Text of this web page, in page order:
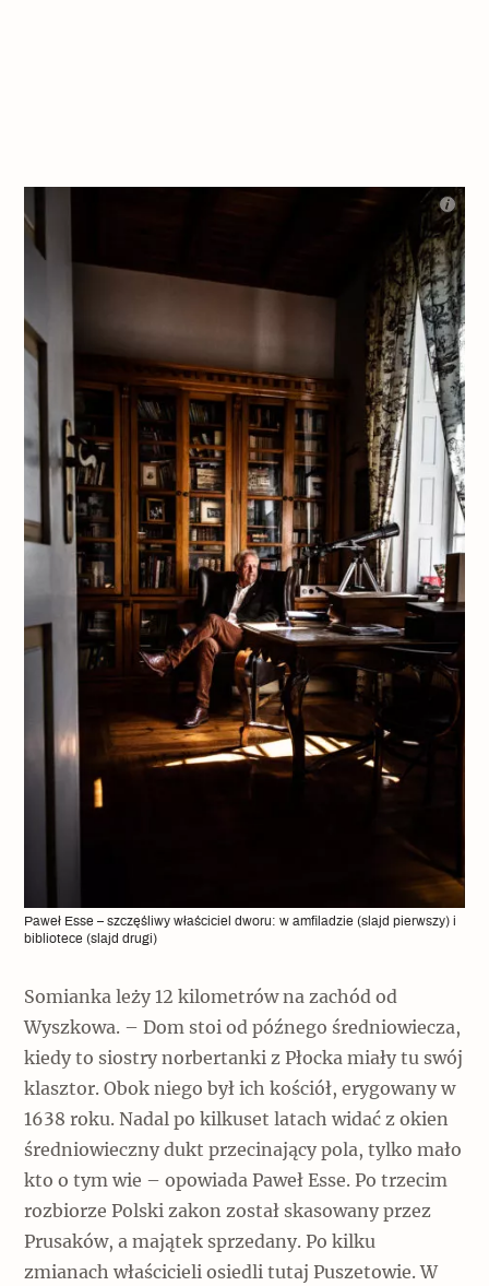
Paweł Esse – szczęśliwy właściciel dworu: w amfiladzie (slajd pierwszy) i
bibliotece (slajd drugi)
Somianka leży 12 kilometrów na zachód od
Wyszkowa. – Dom stoi od późnego średniowiecza,
kiedy to siostry norbertanki z Płocka miały tu swój
klasztor. Obok niego był ich kościół, erygowany w
1638 roku. Nadal po kilkuset latach widać z okien
średniowieczny dukt przecinający pola, tylko mało
kto o tym wie – opowiada Paweł Esse. Po trzecim
rozbiorze Polski zakon został skasowany przez
Prusaków, a majątek sprzedany. Po kilku
zmianach właścicieli osiedli tutaj Puszetowie. W